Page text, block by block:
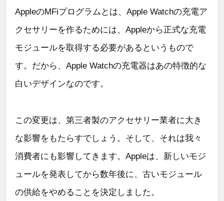
AppleのMFiプログラムとは、Apple Watchの充電ア
クセサリーを作るためには、Appleから正式な充電
モジュールを取得する必要があるというもので
す。だから、Apple Watchの充電器はあの特徴的な
白いデザインなのです。
この変更は、第三者製のアクセサリー業者に大き
な影響をもたらすでしょう。そして、それは我々
消費者にも影響してきます。Appleは、新しいモジ
ュールを発表してから数年後に、古いモジュール
の供給をやめることを決定しました。